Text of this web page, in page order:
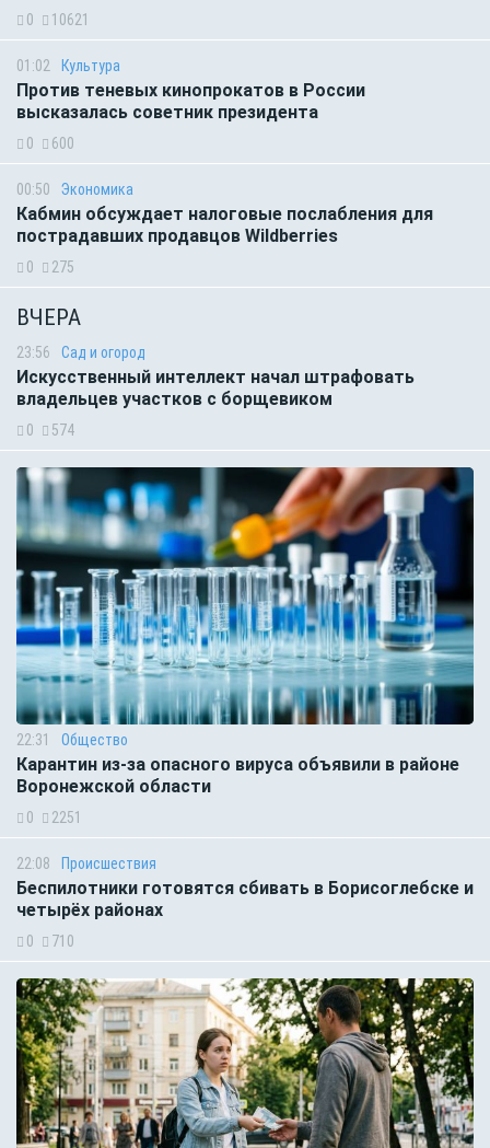
0 10621
01:02 Культура
Против теневых кинопрокатов в России
высказалась советник президента
0 600
00:50 Экономика
Кабмин обсуждает налоговые послабления для
пострадавших продавцов Wildberries
0 275
ВЧЕРА
23:56 Сад и огород
Искусственный интеллект начал штрафовать
владельцев участков с борщевиком
0 574
22:31 Общество
Карантин из-за опасного вируса объявили в районе
Воронежской области
0 2251
22:08 Происшествия
Беспилотники готовятся сбивать в Борисоглебске и
четырёх районах
0 710